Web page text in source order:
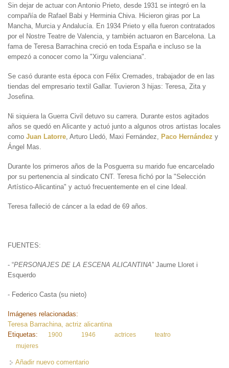
Sin dejar de actuar con Antonio Prieto, desde 1931 se integró en la
compañía de Rafael Babi y Herminia Chiva. Hicieron giras por La
Mancha, Murcia y Andalucía. En 1934 Prieto y ella fueron contratados
por el Nostre Teatre de Valencia, y también actuaron en Barcelona. La
fama de Teresa Barrachina creció en toda España e incluso se la
empezó a conocer como la "Xirgu valenciana".
Se casó durante esta época con Félix Cremades, trabajador de en las
tiendas del empresario textil Gallar. Tuvieron 3 hijas: Teresa, Zita y
Josefina.
Ni siquiera la Guerra Civil detuvo su carrera. Durante estos agitados
años se quedó en Alicante y actuó junto a algunos otros artistas locales
como Juan Latorre , Arturo Lledó, Maxi Fernández, Paco Hernández y
Ángel Mas.
Durante los primeros años de la Posguerra su marido fue encarcelado
por su pertenencia al sindicato CNT. Teresa fichó por la "Selección
Artístico-Alicantina" y actuó frecuentemente en el cine Ideal.
Teresa falleció de cáncer a la edad de 69 años.
FUENTES:
- “PERSONAJES DE LA ESCENA ALICANTINA” Jaume Lloret i
Esquerdo
- Federico Casta (su nieto)
Imágenes relacionadas:
Teresa Barrachina, actriz alicantina
Etiquetas:
1900 1946 actrices
teatro
mujeres
Añadir nuevo comentario